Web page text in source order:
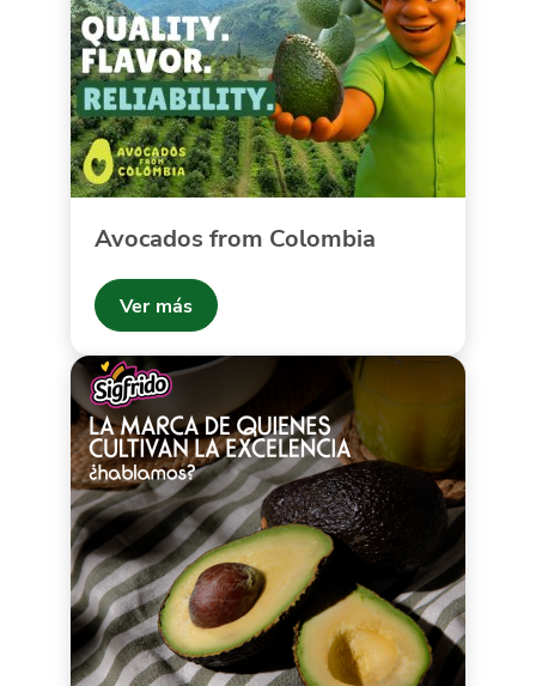
Avocados from Colombia
Ver más